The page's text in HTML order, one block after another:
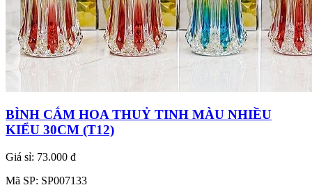
BÌNH CẮM HOA THUỶ TINH MÀU NHIỀU
KIỂU 30CM (T12)
Giá sỉ: 73.000 đ
Mã SP: SP007133